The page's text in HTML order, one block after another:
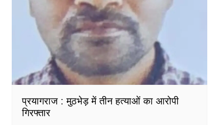
प्रयागराज : मुठभेड़ में तीन हत्याओं का आरोपी
गिरफ्तार